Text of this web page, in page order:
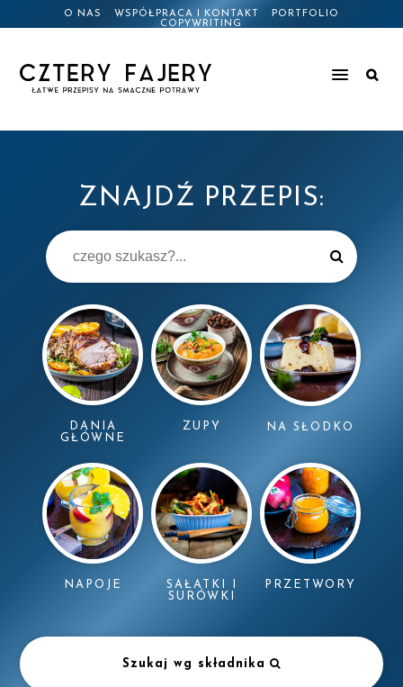
O NAS WSPÓŁPRACA I KONTAKT
PORTFOLIO
COPYWRITING
ZNAJDŹ PRZEPIS:
DANIA
GŁÓWNE
ZUPY NA SŁODKO
NAPOJE
SAŁATKI I
SURÓWKI
PRZETWORY
Szukaj wg składnika